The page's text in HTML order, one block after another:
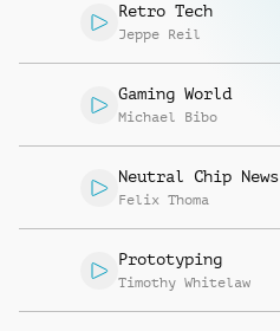
Retro Tech
Jeppe Reil
Gaming World
Michael Bibo
Neutral Chip News
Felix Thoma
Prototyping
Timothy Whitelaw